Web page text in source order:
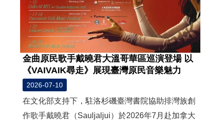
金曲原民歌手戴曉君大溫哥華區巡演登場 以
《VAIVAIK尋走》展現臺灣原民音樂魅力
2026-07-10
在文化部支持下，駐洛杉磯臺灣書院協助排灣族創
作歌手戴曉君（Sauljaljui）於2026年7月赴加拿大